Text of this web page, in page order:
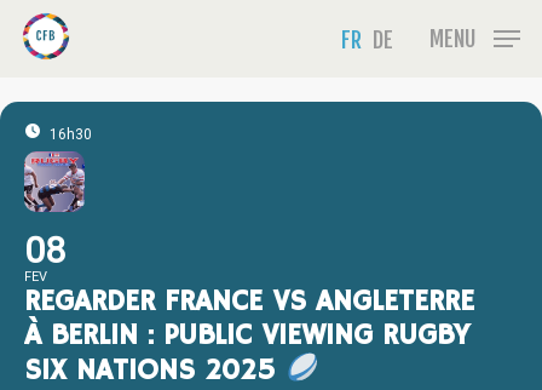
content
FR DE MENU
16h30
08
FEV
REGARDER FRANCE VS ANGLETERRE
À BERLIN : PUBLIC VIEWING RUGBY
SIX NATIONS 2025